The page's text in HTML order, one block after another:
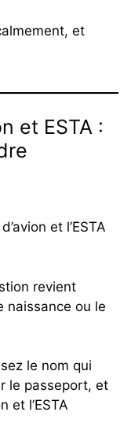
et
et ESTA :
et l’ESTA
revient
naissance ou le
le nom qui
le passeport, et
et l’ESTA